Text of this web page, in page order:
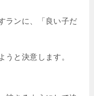
ランに、「良い子だ
うと決意します。